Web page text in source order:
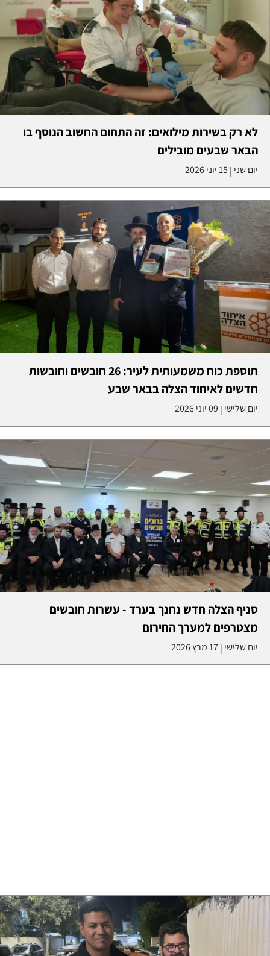
לא רק בשירות מילואים: זה התחום החשוב הנוסף בו
הבאר שבעים מובילים
יום שני | 15 יוני 2026
תוספת כוח משמעותית לעיר: 26 חובשים וחובשות
חדשים לאיחוד הצלה בבאר שבע
יום שלישי | 09 יוני 2026
סניף הצלה חדש נחנך בערד - עשרות חובשים
מצטרפים למערך החירום
יום שלישי |17 מרץ 2026